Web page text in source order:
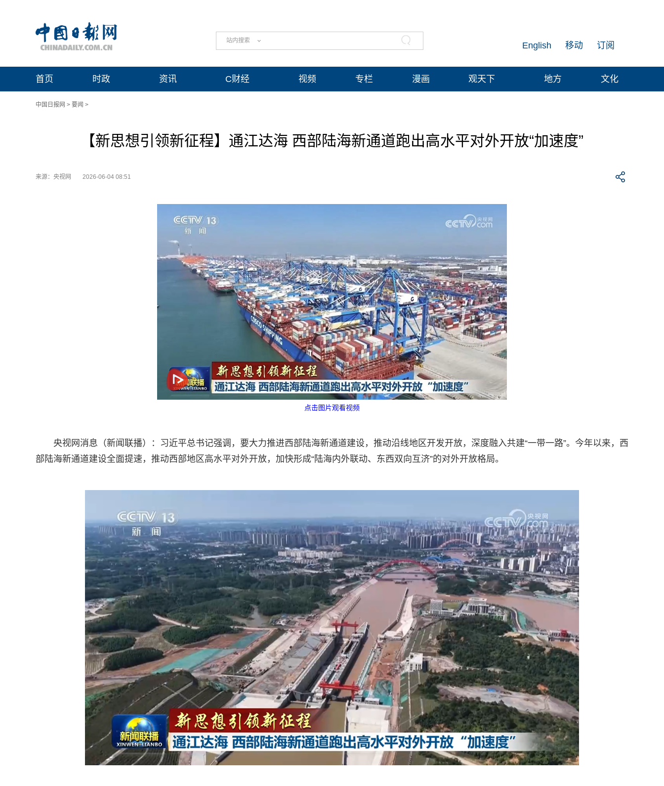
站内搜索 订阅
移动
English
首页 时政 资讯 C财经 视频 专栏 漫画 观天下 地方 文化
中国日报网 > 要闻 >
【新思想引领新征程】通江达海 西部陆海新通道跑出高水平对外开放“加速度”
来源：央视网 2026-06-04 08:51
点击图片观看视频
央视网消息（新闻联播）：习近平总书记强调，要大力推进西部陆海新通道建设，推动沿线地区开发开放，深度融入共建“一带一路”。今年以来，西
部陆海新通道建设全面提速，推动西部地区高水平对外开放，加快形成“陆海内外联动、东西双向互济”的对外开放格局。